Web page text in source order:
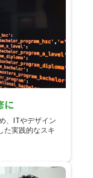
に
、ITやデザイン
た実践的なスキ